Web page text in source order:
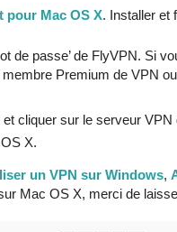
pour Mac OS X. Installer et
de passe’ de FlyVPN. Si
Premium de VPN
cliquer sur le serveur
X.
un VPN sur Windows,
Mac OS X, merci de